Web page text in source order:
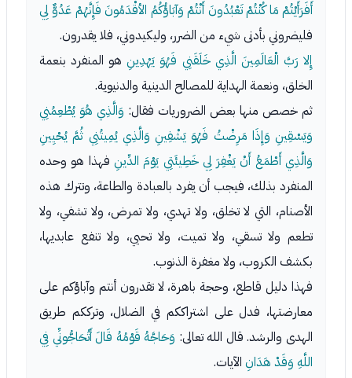
أَفَرَأَيْتُمْ مَا كُنْتُمْ تَعْبُدُونَ أَنْتُمْ وَآبَاؤُكُمُ الأقْدَمُونَ فَإِنَّهُمْ عَدُوٌّ لِي
فليضروني بأدنى شيء من الضرر، وليكيدوني، فلا يقدرون.
إِلا رَبَّ الْعَالَمِينَ الَّذِي خَلَقَنِي فَهُوَ يَهْدِينِهو المنفرد بنعمة
الخلق، ونعمة الهداية للمصالح الدينية والدنيوية.
ثم خصص منها بعض الضروريات فقال: وَالَّذِي هُوَ يُطْعِمُنِي
وَيَسْقِينِ وَإِذَا مَرِضْتُ فَهُوَ يَشْفِينِ وَالَّذِي يُمِيتُنِي ثُمَّ يُحْيِينِ
وَالَّذِي أَطْمَعُ أَنْ يَغْفِرَ لِي خَطِيئَتِي يَوْمَ الدِّينِ فهذا هو وحده
المنفرد بذلك، فيجب أن يفرد بالعبادة والطاعة، وتترك هذه
الأصنام، التي لا تخلق، ولا تهدي، ولا تمرض، ولا تشفي، ولا
تطعم ولا تسقي، ولا تميت، ولا تحيي، ولا تنفع عابديها،
بكشف الكروب، ولا مغفرة الذنوب.
فهذا دليل قاطع، وحجة باهرة، لا تقدرون أنتم وآباؤكم على
معارضتها، فدل على اشتراككم في الضلال، وترككم طريق
الهدى والرشد. قال الله تعالى: وَحَاجَّهُ قَوْمُهُ قَالَ أَتُحَاجُّونِّي فِي
اللَّهِ وَقَدْ هَدَانِ الآيات.